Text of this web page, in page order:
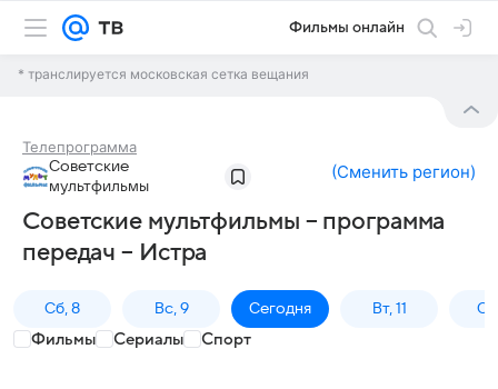
Фильмы онлайн
* транслируется московская сетка вещания
Телепрограмма
Советские
мультфильмы
(Сменить регион)
Советские мультфильмы – программа
передач – Истра
Сб, 8 Вс, 9 Сегодня Вт, 11
Фильмы Сериалы Спорт